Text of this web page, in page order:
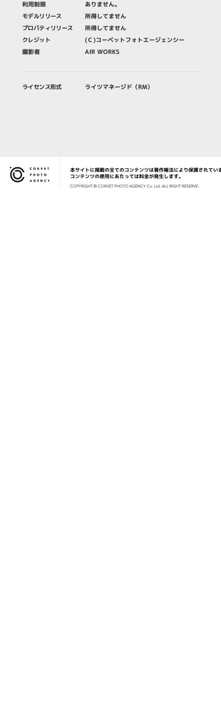
利用制限
ありません。
モデルリリース
所得してません
プロパティリリース
所得してません
クレジット
(Ｃ)コーベットフォトエージェンシー
撮影者
AIR WORKS
ライセンス形式 ライツマネージド（RM）
Corvet Photo Agency
本サイトに掲載の全てのコンテンツは著作権法により保護されてい
コンテンツの使用にあたっては料金が発生します。